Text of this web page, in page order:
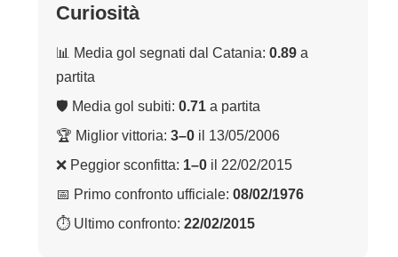
Curiosità
📊 Media gol segnati dal Catania: 0.89 a
partita
🛡 Media gol subiti: 0.71 a partita
🏆 Miglior vittoria: 3–0 il 13/05/2006
❌ Peggior sconfitta: 1–0 il 22/02/2015
📅 Primo confronto ufficiale: 08/02/1976
⏱ Ultimo confronto: 22/02/2015